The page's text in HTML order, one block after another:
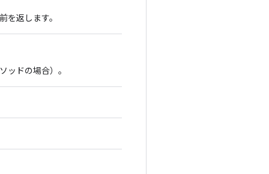
を返します。
ッドの場合）。